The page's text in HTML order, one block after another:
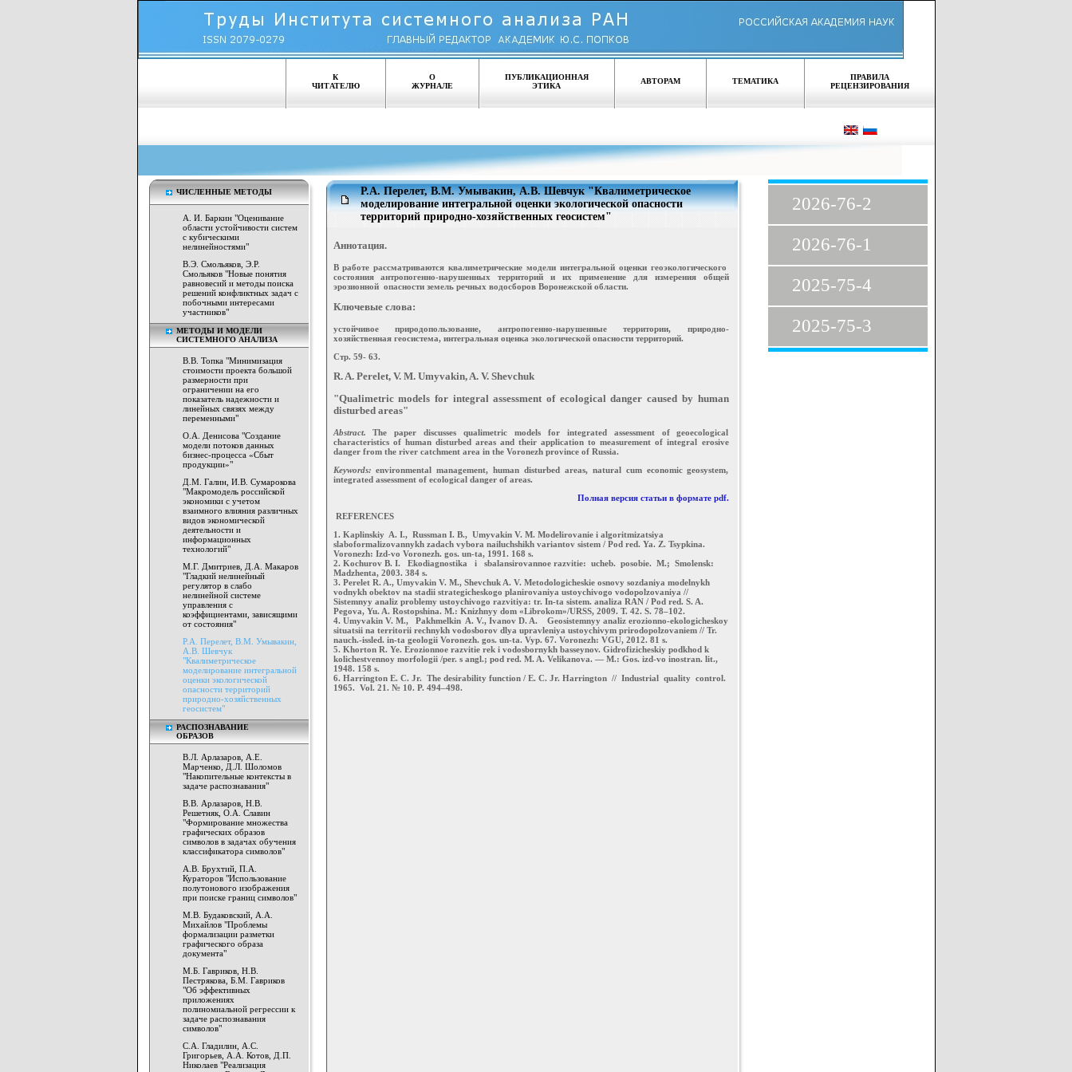
К
ЧИТАТЕЛЮ
О
ЖУРНАЛЕ
ПУБЛИКАЦИОННАЯ
ЭТИКА
АВТОРАМ ТЕМАТИКА
ПРАВИЛА
РЕЦЕНЗИРОВАНИЯ
ЧИСЛЕННЫЕ МЕТОДЫ
А. И. Баркин "Оценивание
области устойчивости систем
с кубическими
нелинейностями"
В.Э. Смольяков, Э.Р.
Смольяков "Новые понятия
равновесий и методы поиска
решений конфликтных задач с
побочными интересами
участников"
МЕТОДЫ И МОДЕЛИ
СИСТЕМНОГО АНАЛИЗА
В.В. Топка "Минимизация
стоимости проекта большой
размерности при
ограничении на его
показатель надежности и
линейных связях между
переменными"
О.А. Денисова "Создание
модели потоков данных
бизнес-процесса «Сбыт
продукции»"
Д.М. Галин, И.В. Сумарокова
"Макромодель российской
экономики с учетом
взаимного влияния различных
видов экономической
деятельности и
информационных
технологий"
М.Г. Дмитриев, Д.А. Макаров
"Гладкий нелинейный
регулятор в слабо
нелинейной системе
управления с
коэффициентами, зависящими
от состояния"
Р.А. Перелет, В.М. Умывакин,
А.В. Шевчук
"Квалиметрическое
моделирование интегральной
оценки экологической
опасности территорий
природно-хозяйственных
геосистем"
РАСПОЗНАВАНИЕ
ОБРАЗОВ
В.Л. Арлазаров, А.Е.
Марченко, Д.Л. Шоломов
"Накопительные контексты в
задаче распознавания"
В.В. Арлазаров, Н.В.
Решетняк, О.А. Славин
"Формирование множества
графических образов
символов в задачах обучения
классификатора символов"
А.В. Брухтий, П.А.
Кураторов "Использование
полутонового изображения
при поиске границ символов"
М.В. Будаковский, А.А.
Михайлов "Проблемы
формализации разметки
графического образа
документа"
М.Б. Гавриков, Н.В.
Пестрякова, Б.М. Гавриков
"Об эффективных
приложениях
полиномиальной регрессии к
задаче распознавания
символов"
С.А. Гладилин, А.С.
Григорьев, А.А. Котов, Д.П.
Николаев "Реализация
Р.А. Перелет, В.М. Умывакин, А.В. Шевчук "Квалиметрическое
моделирование интегральной оценки экологической опасности
территорий природно-хозяйственных геосистем"
Аннотация.
В работе рассматриваются квалиметрические модели интегральной оценки геоэкологического
состояния антропогенно-нарушенных территорий и их применение для измерения общей
эрозионной опасности земель речных водосборов Воронежской области.
Ключевые слова:
устойчивое природопользование, антропогенно-нарушенные территории, природно-
хозяйственная геосистема, интегральная оценка экологической опасности территорий.
Стр. 59- 63.
R. A. Perelet, V. M. Umyvakin, A. V. Shevchuk
"Qualimetric models for integral assessment of ecological danger caused by human
disturbed areas"
Abstract. The paper discusses qualimetric models for integrated assessment of geoecological
characteristics of human disturbed areas and their application to measurement of integral erosive
danger from the river catchment area in the Voronezh province of Russia.
Keywords: environmental management, human disturbed areas, natural cum economic geosystem,
integrated assessment of ecological danger of areas.
Полная версия статьи в формате pdf.
REFERENCES
1. Kaplinskiy A. I., Russman I. B., Umyvakin V. M. Modelirovanie i algoritmizatsiya
slaboformalizovannykh zadach vybora nailuchshikh variantov sistem / Pod red. Ya. Z. Tsypkina.
Voronezh: Izd-vo Voronezh. gos. un-ta, 1991. 168 s.
2. Kochurov B. I. Ekodiagnostika i sbalansirovannoe razvitie: ucheb. posobie. M.; Smolensk:
Madzhenta, 2003. 384 s.
3. Perelet R. A., Umyvakin V. M., Shevchuk A. V. Metodologicheskie osnovy sozdaniya modelnykh
vodnykh obektov na stadii strategicheskogo planirovaniya ustoychivogo vodopolzovaniya //
Sistemnyy analiz problemy ustoychivogo razvitiya: tr. In-ta sistem. analiza RAN / Pod red. S. A.
Pegova, Yu. A. Rostopshina. M.: Knizhnyy dom «Librokom»/URSS, 2009. T. 42. S. 78–102.
4. Umyvakin V. M., Pakhmelkin A. V., Ivanov D. A. Geosistemnyy analiz erozionno-ekologicheskoy
situatsii na territorii rechnykh vodosborov dlya upravleniya ustoychivym prirodopolzovaniem // Tr.
nauch.-issled. in-ta geologii Voronezh. gos. un-ta. Vyp. 67. Voronezh: VGU, 2012. 81 s.
5. Khorton R. Ye. Erozionnoe razvitie rek i vodosbornykh basseynov. Gidrofizicheskiy podkhod k
kolichestvennoy morfologii /per. s angl.; pod red. M. A. Velikanova. — M.: Gos. izd-vo inostran. lit.,
1948. 158 s.
6. Harrington E. C. Jr. The desirability function / E. C. Jr. Harrington // Industrial quality control.
1965. Vol. 21. № 10. P. 494–498.
2026-76-2
2026-76-1
2025-75-4
2025-75-3